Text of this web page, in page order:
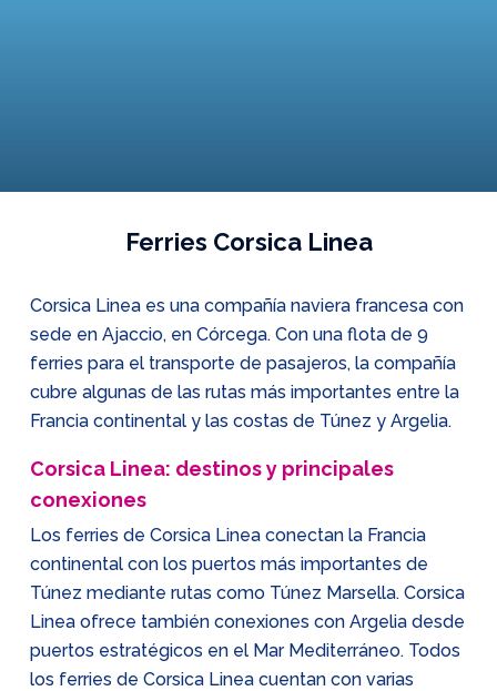
Ferries Corsica Linea
Corsica Linea es una compañía naviera francesa con
sede en Ajaccio, en Córcega. Con una flota de 9
ferries para el transporte de pasajeros, la compañía
cubre algunas de las rutas más importantes entre la
Francia continental y las costas de Túnez y Argelia.
Corsica Linea: destinos y principales
conexiones
Los ferries de Corsica Linea conectan la Francia
continental con los puertos más importantes de
Túnez mediante rutas como Túnez Marsella. Corsica
Linea ofrece también conexiones con Argelia desde
puertos estratégicos en el Mar Mediterráneo. Todos
los ferries de Corsica Linea cuentan con varias